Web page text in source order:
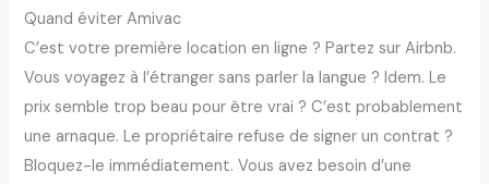
Quand éviter Amivac
C’est votre première location en ligne ? Partez sur Airbnb.
Vous voyagez à l’étranger sans parler la langue ? Idem. Le
prix semble trop beau pour être vrai ? C’est probablement
une arnaque. Le propriétaire refuse de signer un contrat ?
Bloquez-le immédiatement. Vous avez besoin d’une